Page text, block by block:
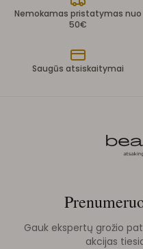
Nemokamas pristatymas nuo
50€
Saugūs atsiskaitymai
Gauk ekspertų grožio
akcijas